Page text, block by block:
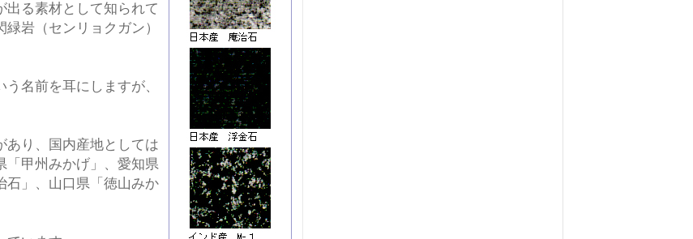
出る素材として知られて
岩（センリョクガン）
名前を耳にしますが、
あり、国内産地としては
「甲州みかげ」、愛知県
石」、山口県「徳山みか